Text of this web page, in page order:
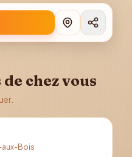
chez vous
Bois